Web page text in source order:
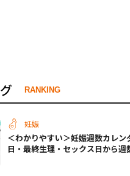
RANKING
妊娠
＜わかりやすい＞妊娠週数カレ
日・最終生理・セックス日から週